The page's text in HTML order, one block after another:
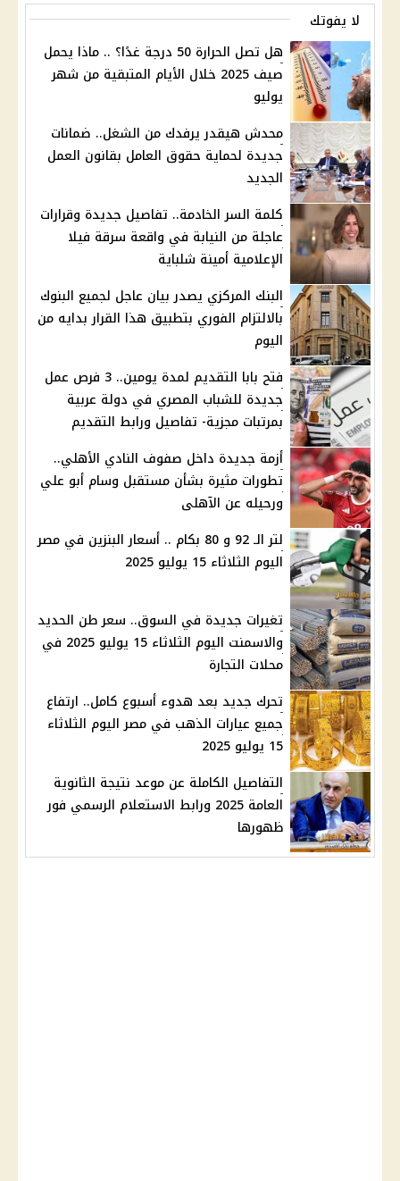
لا يفوتك
هل تصل الحرارة 50 درجة غدًا؟ .. ماذا يحمل
صيف 2025 خلال الأيام المتبقية من شهر
يوليو
محدش هيقدر يرفدك من الشغل.. ضمانات
جديدة لحماية حقوق العامل بقانون العمل
الجديد
كلمة السر الخادمة.. تفاصيل جديدة وقرارات
عاجلة من النيابة في واقعة سرقة فيلا
الإعلامية أمينة شلباية
البنك المركزي يصدر بيان عاجل لجميع البنوك
بالالتزام الفوري بتطبيق هذا القرار بدايه من
اليوم
فتح بابا التقديم لمدة يومين.. 3 فرص عمل
جديدة للشباب المصري في دولة عربية
بمرتبات مجزية- تفاصيل ورابط التقديم
أزمة جديدة داخل صفوف النادي الأهلي..
تطورات مثيرة بشأن مستقبل وسام أبو علي
ورحيله عن الآهلى
لتر الـ 92 و 80 بكام .. أسعار البنزين في مصر
اليوم الثلاثاء 15 يوليو 2025
تغيرات جديدة في السوق.. سعر طن الحديد
والاسمنت اليوم الثلاثاء 15 يوليو 2025 في
محلات التجارة
تحرك جديد بعد هدوء أسبوع كامل.. ارتفاع
جميع عيارات الذهب في مصر اليوم الثلاثاء
15 يوليو 2025
التفاصيل الكاملة عن موعد نتيجة الثانوية
العامة 2025 ورابط الاستعلام الرسمي فور
ظهورها